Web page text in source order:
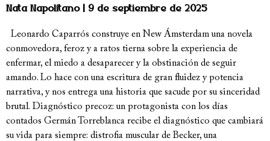
Nata Napolitano 9 de septiembre de 2025
Leonardo Caparrós construye en New Ámsterdam una novela
conmovedora, feroz y a ratos tierna sobre la experiencia de
enfermar, el miedo a desaparecer y la obstinación de seguir
amando. Lo hace con una escritura de gran fluidez y potencia
narrativa, y nos entrega una historia que sacude por su sinceridad
brutal. Diagnóstico precoz: un protagonista con los días
contados Germán Torreblanca recibe el diagnóstico que cambiará
su vida para siempre: distrofia muscular de Becker, una